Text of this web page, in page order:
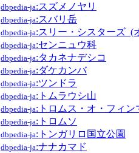
dbpedia-ja:スズメノヤリ
dbpedia-ja:スバリ岳
dbpedia-ja:スリー・シスターズ_(
dbpedia-ja:センニュウ科
dbpedia-ja:タカネナデシコ
dbpedia-ja:ダケカンバ
dbpedia-ja:ツンドラ
dbpedia-ja:トムラウシ山
dbpedia-ja:トロムス・オ・フィン
dbpedia-ja:トロムソ
dbpedia-ja:トンガリロ国立公園
dbpedia-ja:ナナカマド